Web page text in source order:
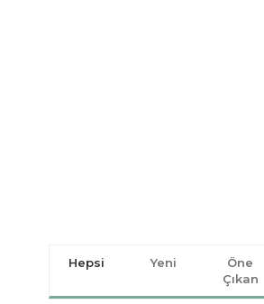
Hepsi Yeni
Öne
Çıkan